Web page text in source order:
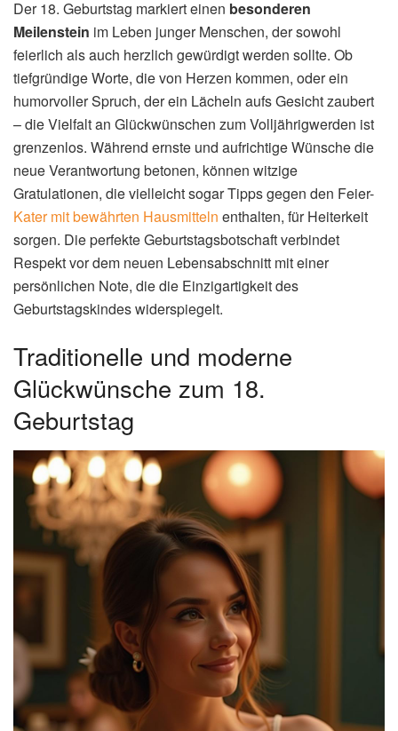
Der 18. Geburtstag markiert einen besonderen
Meilenstein im Leben junger Menschen, der sowohl
feierlich als auch herzlich gewürdigt werden sollte. Ob
tiefgründige Worte, die von Herzen kommen, oder ein
humorvoller Spruch, der ein Lächeln aufs Gesicht zaubert
– die Vielfalt an Glückwünschen zum Volljährigwerden ist
grenzenlos. Während ernste und aufrichtige Wünsche die
neue Verantwortung betonen, können witzige
Gratulationen, die vielleicht sogar Tipps gegen den Feier-
Kater mit bewährten Hausmitteln enthalten, für Heiterkeit
sorgen. Die perfekte Geburtstagsbotschaft verbindet
Respekt vor dem neuen Lebensabschnitt mit einer
persönlichen Note, die die Einzigartigkeit des
Geburtstagskindes widerspiegelt.
Traditionelle und moderne
Glückwünsche zum 18.
Geburtstag